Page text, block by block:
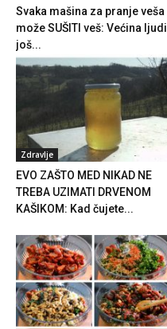
Svaka mašina za pranje veša
može SUŠITI veš: Većina ljudi
još...
Zdravlje
EVO ZAŠTO MED NIKAD NE
TREBA UZIMATI DRVENOM
KAŠIKOM: Kad čujete...